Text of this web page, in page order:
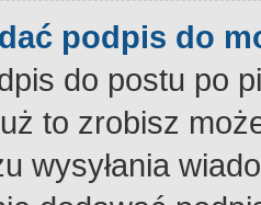
podpis do
do postu po
to zrobisz
wysyłania